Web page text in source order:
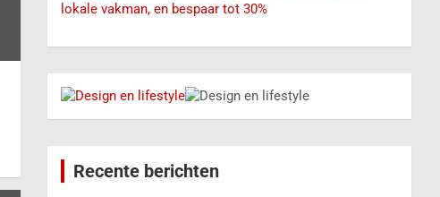
lokale vakman, en bespaar tot 30%
Recente berichten